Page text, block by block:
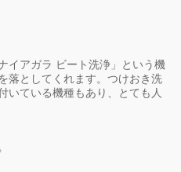
イアガラ ビート洗浄」という機
落としてくれます。つけおき洗
いている機種もあり、とても人